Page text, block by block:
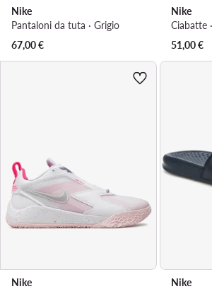
Nike
Pantaloni da tuta · Grigio
67,00€
Nike
51,00€
Nike
Nike